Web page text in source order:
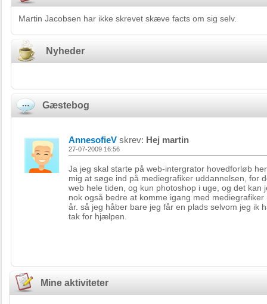
Martin Jacobsen har ikke skrevet skæve facts om sig selv.
Nyheder
Gæstebog
AnnesofieV skrev: Hej martin
27-07-2009 16:56
Ja jeg skal starte på web-intergrator hovedforløb
mig at søge ind på mediegrafiker uddannelsen, for
web hele tiden, og kun photoshop i uge, og det
nok også bedre at komme igang med
år. så jeg håber bare jeg får en plads selvom jeg ik
tak for hjælpen.
Mine aktiviteter